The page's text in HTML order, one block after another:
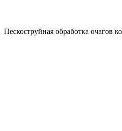
Пескоструйная обработка очагов